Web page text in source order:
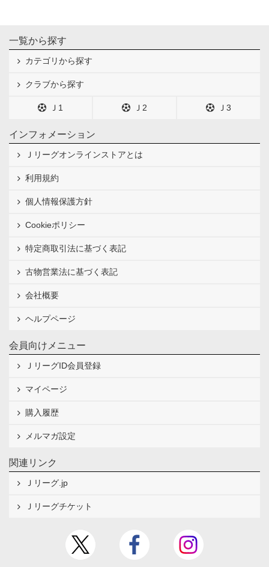
一覧から探す
カテゴリから探す
クラブから探す
Ｊ1 Ｊ2 Ｊ3
インフォメーション
Ｊリーグオンラインストアとは
利用規約
個人情報保護方針
Cookieポリシー
特定商取引法に基づく表記
古物営業法に基づく表記
会社概要
ヘルプページ
会員向けメニュー
ＪリーグID会員登録
マイページ
購入履歴
メルマガ設定
関連リンク
Ｊリーグ.jp
Ｊリーグチケット